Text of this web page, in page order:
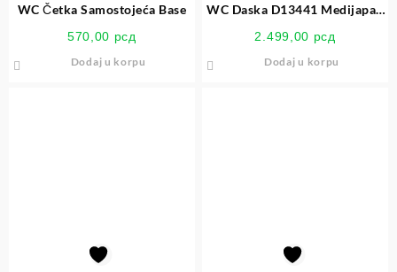
WC Četka Samostojeća Base
570,00 рсд
Dodaj u korpu
WC Daska D13441 Medijapan
2.499,00 рсд
Dodaj u korpu